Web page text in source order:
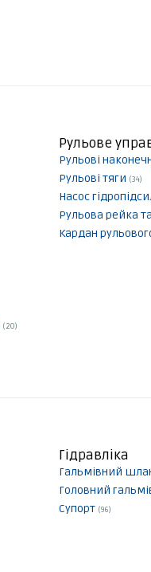
(20)
Рульове
Рульові
Рульові тяги (34)
Насос
Рульова рейка
Кардан
Гідравліка
Гальмівний
Головний
Супорт (96)